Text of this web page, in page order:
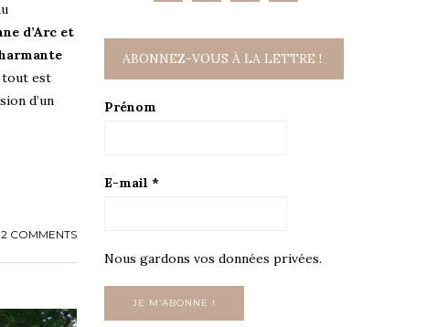
d’Arc et
tout est
d’un
2 COMMENTS
ABONNEZ-VOUS À LA LETTRE !
Prénom
E-mail *
Nous gardons vos données privées.